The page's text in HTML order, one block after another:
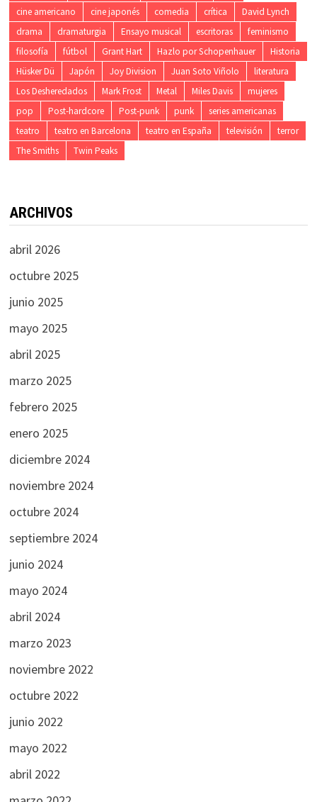
cine americano
cine japonés comedia crítica
David Lynch
drama
dramaturgia Ensayo musical escritoras
feminismo
filosofía
fútbol Grant Hart Hazlo por Schopenhauer
Historia
Hüsker Dü
Japón Joy Division Juan Soto Viñolo
literatura
Los Desheredados
Mark Frost Metal Miles Davis
mujeres
pop
Post-hardcore Post-punk punk
series americanas
teatro
teatro en Barcelona teatro en España televisión
terror
The Smiths
Twin Peaks
ARCHIVOS
abril 2026
octubre 2025
junio 2025
mayo 2025
abril 2025
marzo 2025
febrero 2025
enero 2025
diciembre 2024
noviembre 2024
octubre 2024
septiembre 2024
junio 2024
mayo 2024
abril 2024
marzo 2023
noviembre 2022
octubre 2022
junio 2022
mayo 2022
abril 2022